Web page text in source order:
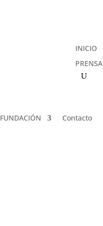
INICIO
PRENSA
FUNDACIÓN Contacto